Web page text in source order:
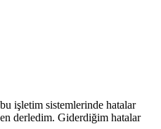
işletim sistemlerinde hatalar
derledim. Giderdiğim hatalar